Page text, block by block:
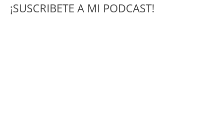
¡SUSCRIBETE A MI PODCAST!